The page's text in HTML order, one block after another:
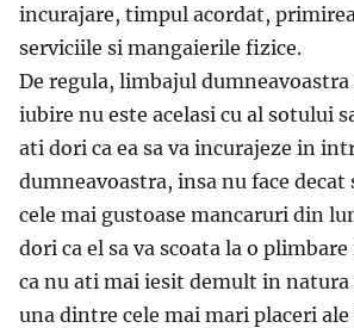
incurajare, timpul acordat,
serviciile si mangaierile fizice.
De regula, limbajul
iubire nu este acelasi cu al sotului
ati dori ca ea sa va incurajeze in
dumneavoastra, insa nu face decat
cele mai gustoase mancaruri din
dori ca el sa va scoata la o
ca nu ati mai iesit demult in natura
una dintre cele mai mari placeri